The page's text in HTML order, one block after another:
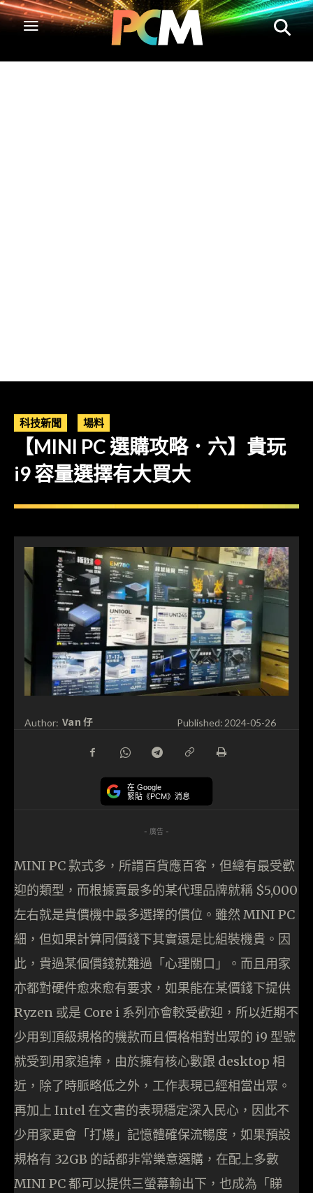
科技新聞 場料
【MINI PC 選購攻略．六】貴玩
i9 容量選擇有大買大
Author: Van 仔 Published: 2024-05-26
在 Google
緊貼《PCM》消息
- 廣告 -
MINI PC 款式多，所謂百貨應百客，但總有最受歡
迎的類型，而根據賣最多的某代理品牌就稱 $5,000
左右就是貴價機中最多選擇的價位。雖然 MINI PC
細，但如果計算同價錢下其實還是比組裝機貴。因
此，貴過某個價錢就難過「心理關口」。而且用家
亦都對硬件愈來愈有要求，如果能在某價錢下提供
Ryzen 或是 Core i 系列亦會較受歡迎，所以近期不
少用到頂級規格的機款而且價格相對出眾的 i9 型號
就受到用家追捧，由於擁有核心數跟 desktop 相
近，除了時脈略低之外，工作表現已經相當出眾。
再加上 Intel 在文書的表現穩定深入民心，因此不
少用家更會「打爆」記憶體確保流暢度，如果預設
規格有 32GB 的話都非常樂意選購，在配上多數
MINI PC 都可以提供三螢幕輸出下，也成為「睇